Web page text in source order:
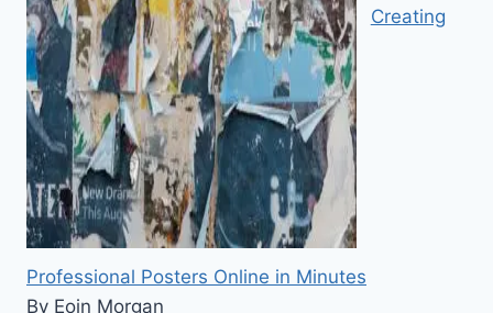
Creating
Professional Posters Online in Minutes
By Eoin Morgan